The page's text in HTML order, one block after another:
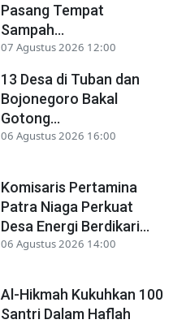
Pasang Tempat
Sampah...
07 Agustus 2026 12:00
13 Desa di Tuban dan
Bojonegoro Bakal
Gotong...
06 Agustus 2026 16:00
Komisaris Pertamina
Patra Niaga Perkuat
Desa Energi Berdikari...
06 Agustus 2026 14:00
Al-Hikmah Kukuhkan 100
Santri Dalam Haflah